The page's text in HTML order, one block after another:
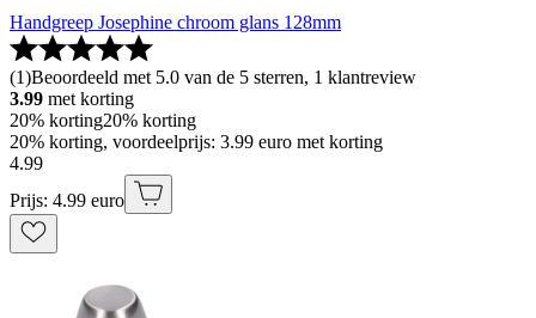
Handgreep Josephine chroom glans 128mm
(1)Beoordeeld met 5.0 van de 5 sterren, 1 klantreview
3.99 met korting
20% korting20% korting
20% korting, voordeelprijs: 3.99 euro met korting
4.99
Prijs: 4.99 euro